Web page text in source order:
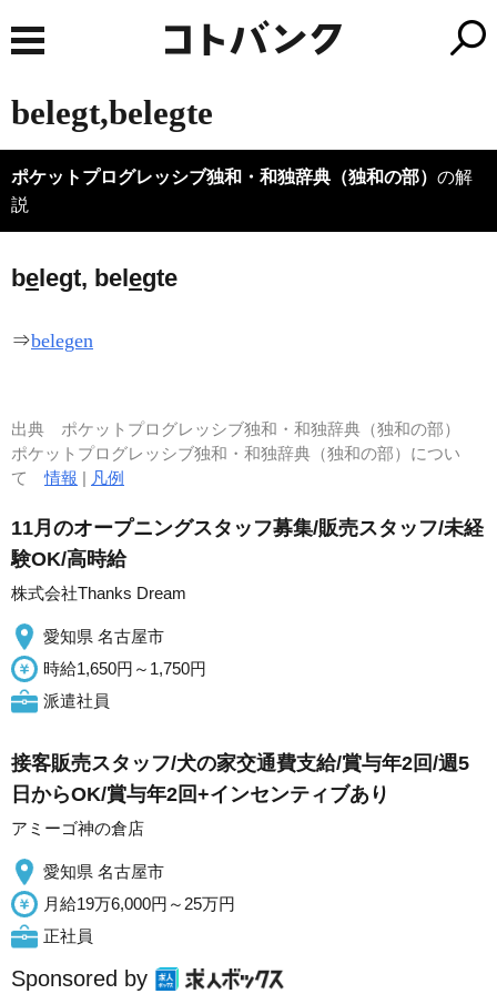
belegt,belegte
ポケットプログレッシブ独和・和独辞典（独和の部） の解
説
belegt, belegte
⇒belegen
出典 ポケットプログレッシブ独和・和独辞典（独和の部）
ポケットプログレッシブ独和・和独辞典（独和の部）につい
て情報 | 凡例
11月のオープニングスタッフ募集/販売スタッフ/未経
験OK/高時給
株式会社Thanks Dream
愛知県 名古屋市
時給1,650円～1,750円
派遣社員
接客販売スタッフ/犬の家交通費支給/賞与年2回/週5
日からOK/賞与年2回+インセンティブあり
アミーゴ神の倉店
愛知県 名古屋市
月給19万6,000円～25万円
正社員
Sponsored by